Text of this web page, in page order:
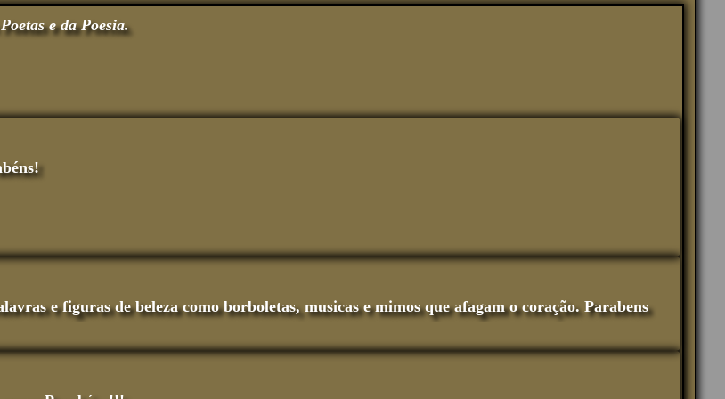
e da Poesia.
e figuras de beleza como borboletas, musicas e mimos que afagam o coração. Parabens